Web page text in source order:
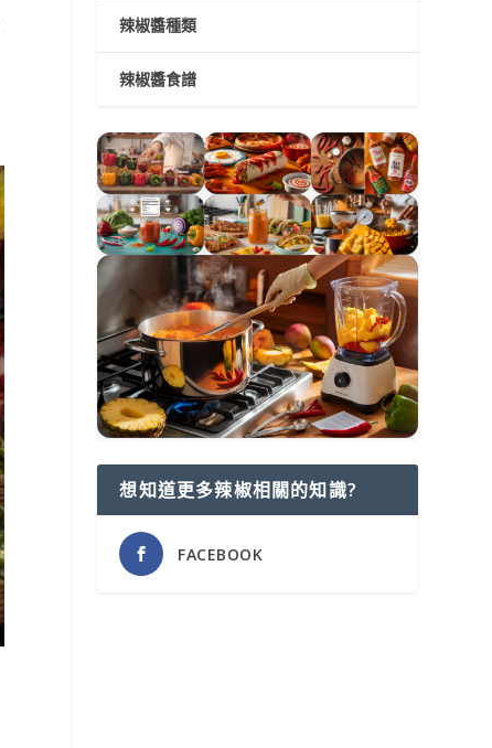
辣椒醬種類
辣椒醬食譜
想知道更多辣椒相關的知識?
FACEBOOK